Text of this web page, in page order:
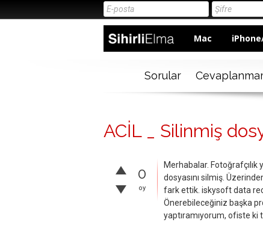
Mac
Sorular
ACİL _ Silinmiş
0
oy
Merhabalar.
dosyasını silmiş.
fark ettik. iskysoft data
Önerebileceğiniz başka
yaptıramıyorum, ofiste ki